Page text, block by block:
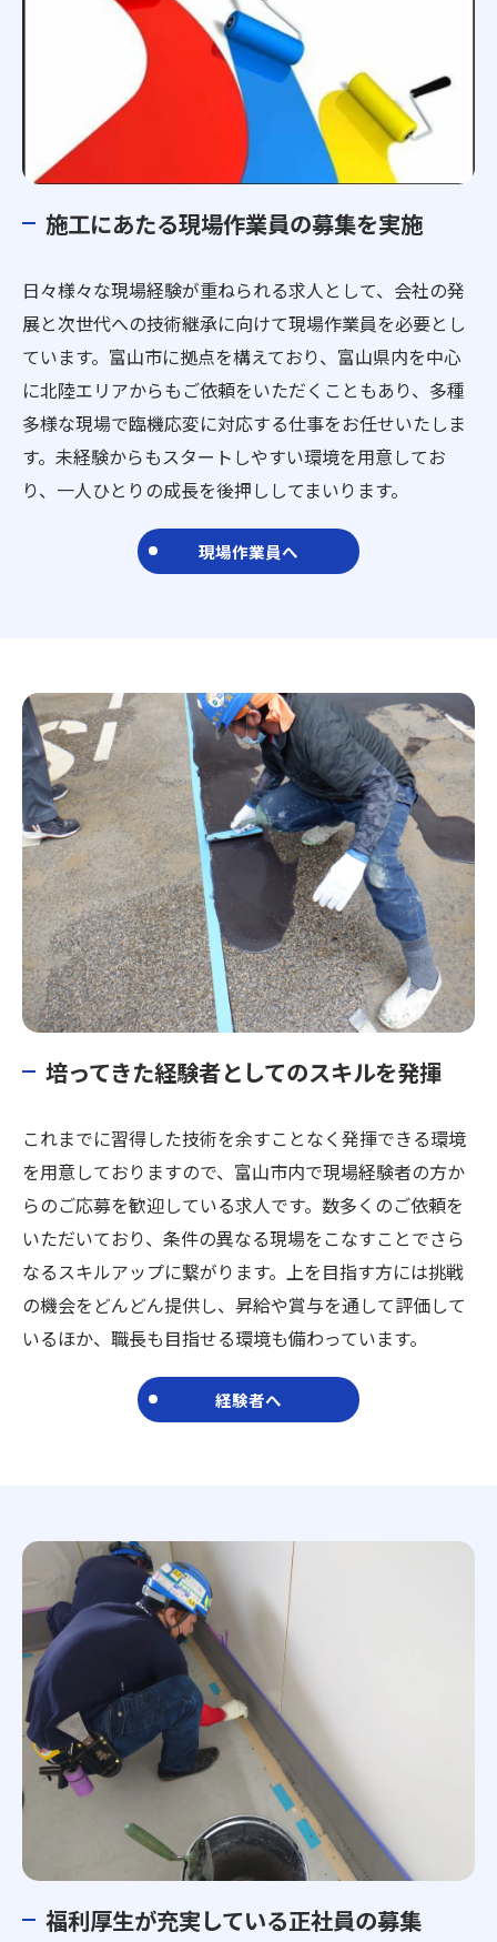
施工にあたる現場作業員の募集を実施
日々様々な現場経験が重ねられる求人として、会社の発
展と次世代への技術継承に向けて現場作業員を必要とし
ています。富山市に拠点を構えており、富山県内を中心
に北陸エリアからもご依頼をいただくこともあり、多種
多様な現場で臨機応変に対応する仕事をお任せいたしま
す。未経験からもスタートしやすい環境を用意してお
り、一人ひとりの成長を後押ししてまいります。
現場作業員へ
培ってきた経験者としてのスキルを発揮
これまでに習得した技術を余すことなく発揮できる環境
を用意しておりますので、富山市内で現場経験者の方か
らのご応募を歓迎している求人です。数多くのご依頼を
いただいており、条件の異なる現場をこなすことでさら
なるスキルアップに繋がります。上を目指す方には挑戦
の機会をどんどん提供し、昇給や賞与を通して評価して
いるほか、職長も目指せる環境も備わっています。
経験者へ
福利厚生が充実している正社員の募集